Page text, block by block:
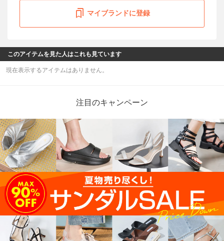
マイブランドに登録
このアイテムを見た人はこれも見ています
現在表示するアイテムはありません。
注目のキャンペーン